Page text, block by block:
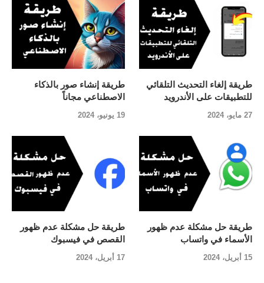
طريقة إنشاء صور بالذكاء
الاصطناعي مجاناً
19 يونيو، 2024
طريقة إلغاء التحديث التلقائي
للتطبيقات على الأندرويد
27 مايو، 2024
طريقة حل مشكلة عدم ظهور
القصص في فيسبوك
17 أبريل، 2024
طريقة حل مشكلة عدم ظهور
الأسماء في واتساب
15 أبريل، 2024